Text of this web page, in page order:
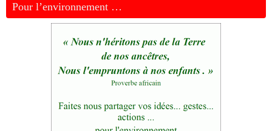
Pour l’environnement …